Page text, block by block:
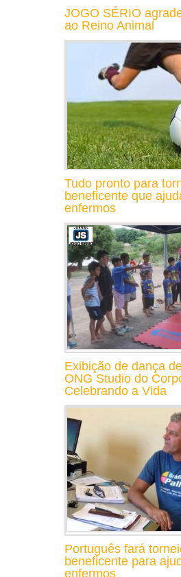
JOGO SÉRIO
ao Reino Animal
Tudo pronto para
beneficente que
enfermos
Exibição de dança
ONG Studio do
Celebrando a Vida
Português fará
beneficente para
enfermos